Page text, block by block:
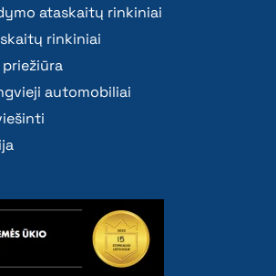
ataskaitų rinkiniai
rinkiniai
automobiliai